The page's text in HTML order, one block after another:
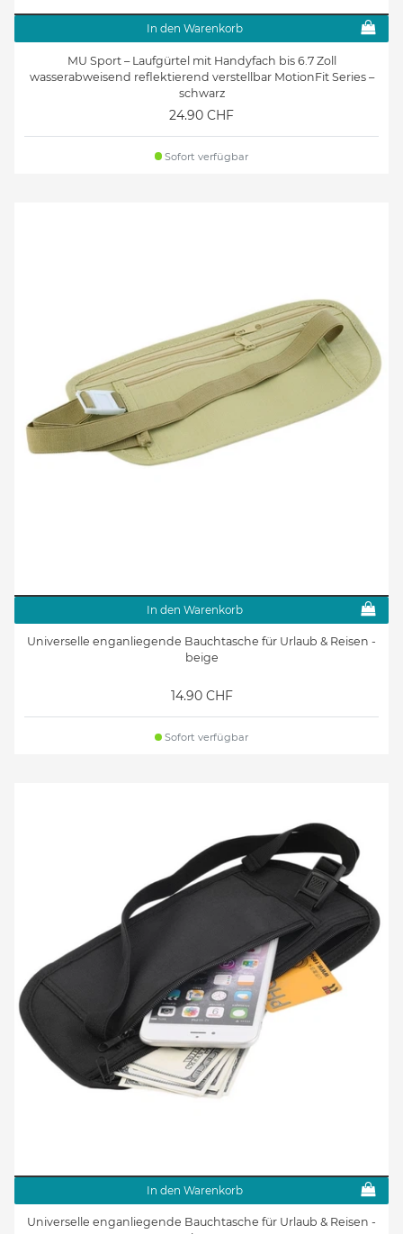
In den Warenkorb
MU Sport – Laufgürtel mit Handyfach bis 6.7 Zoll
wasserabweisend reflektierend verstellbar MotionFit Series –
schwarz
24.90 CHF
Sofort verfügbar
In den Warenkorb
Universelle enganliegende Bauchtasche für Urlaub & Reisen -
beige
14.90 CHF
Sofort verfügbar
In den Warenkorb
Universelle enganliegende Bauchtasche für Urlaub & Reisen -